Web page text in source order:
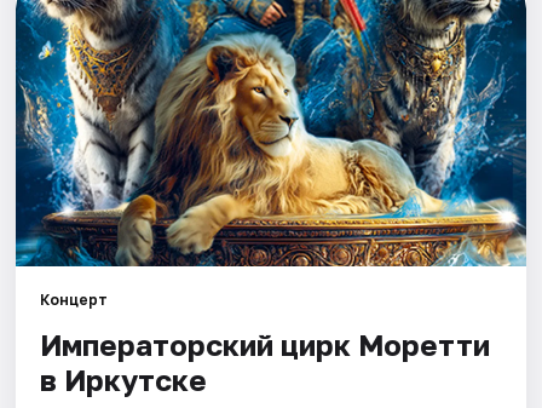
Выставки
Квесты
Спорт
События
Площадки
Артисты
Концерт
Императорский цирк Моретти
в Иркутске